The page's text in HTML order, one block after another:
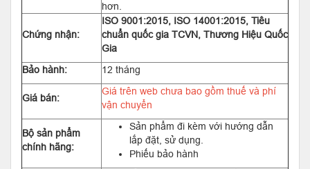
hơn.
Chứng nhận:
ISO 9001:2015, ISO 14001:2015, Tiêu
chuẩn quốc gia TCVN, Thương Hiệu Quốc
Gia
Bảo hành:
12 tháng
Giá bán:
Giá trên web chưa bao gồm thuế và phí
vận chuyển
Bộ sản phẩm
chính hãng:
Sản phẩm đi kèm với hướng dẫn
lắp đặt, sử dụng.
Phiếu bảo hành